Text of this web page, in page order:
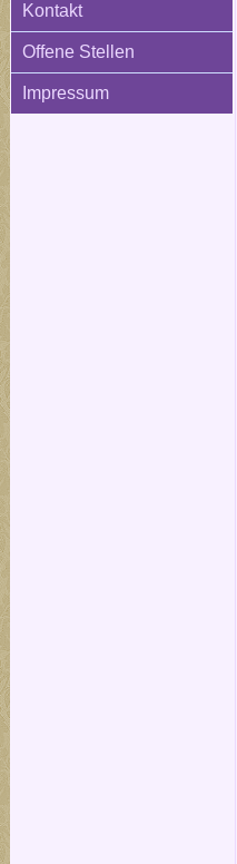
Kontakt
Offene Stellen
Impressum